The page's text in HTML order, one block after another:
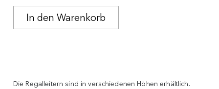
Die Regalleitern sind in verschiedenen Höhen erhältlich.